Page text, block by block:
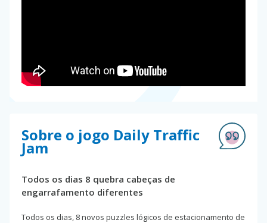
Sobre o jogo Daily Traffic
Jam
Todos os dias 8 quebra cabeças de
engarrafamento diferentes
Todos os dias, 8 novos puzzles lógicos de estacionamento de